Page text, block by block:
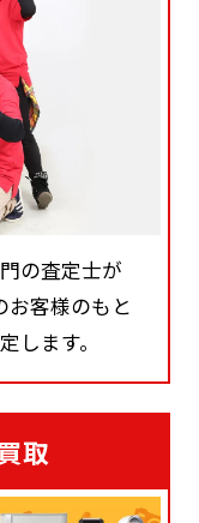
の査定士が
お客様のもと
します。
取